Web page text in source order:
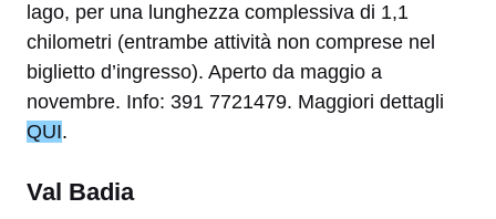
lago, per una lunghezza complessiva di 1,1
chilometri (entrambe attività non comprese nel
biglietto d’ingresso). Aperto da maggio a
novembre. Info: 391 7721479. Maggiori dettagli
QUI.
Val Badia